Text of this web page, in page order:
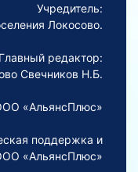
Учредитель:
Локосово.
Главный редактор:
Свечников Н.Б.
«АльянсПлюс»
поддержка и
«АльянсПлюс»